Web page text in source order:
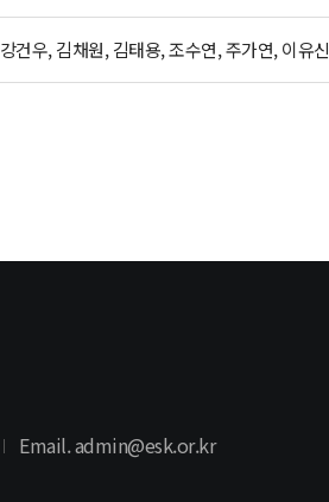
강건우, 김채원, 김태용, 조수연, 주가연, 이유신
Email. admin@esk.or.kr